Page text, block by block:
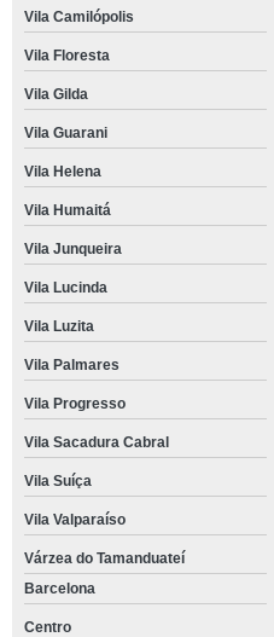
Vila Camilópolis
Vila Floresta
Vila Gilda
Vila Guarani
Vila Helena
Vila Humaitá
Vila Junqueira
Vila Lucinda
Vila Luzita
Vila Palmares
Vila Progresso
Vila Sacadura Cabral
Vila Suíça
Vila Valparaíso
Várzea do Tamanduateí
Barcelona
Centro